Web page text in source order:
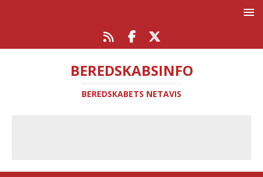
BEREDSKABSINFO
BEREDSKABETS NETAVIS